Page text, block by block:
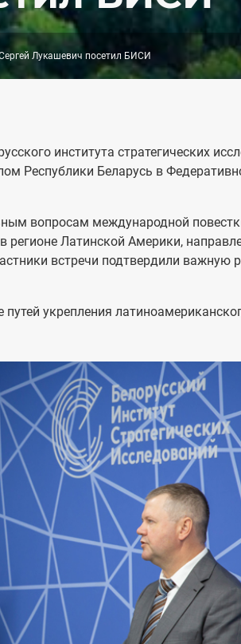
Лукашевич посетил БИСИ
института стратегических
Республики Беларусь в
вопросам международной
регионе Латинской Америки,
встречи подтвердили важную
укрепления